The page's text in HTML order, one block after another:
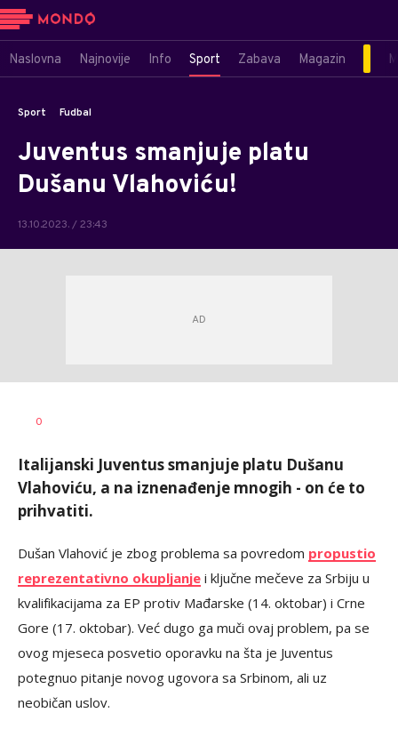
Naslovna Najnovije Info Sport Zabava Magazin
Sport Fudbal
Juventus smanjuje platu
Dušanu Vlahoviću!
13.10.2023. / 23:43
AUTOR
0
Italijanski Juventus smanjuje platu Dušanu
Vlahoviću, a na iznenađenje mnogih - on će to
prihvatiti.
Dušan Vlahović je zbog problema sa povredom propustio
reprezentativno okupljanje i ključne mečeve za Srbiju u
kvalifikacijama za EP protiv Mađarske (14. oktobar) i Crne
Gore (17. oktobar). Već dugo ga muči ovaj problem, pa se
ovog mjeseca posvetio oporavku na šta je Juventus
potegnuo pitanje novog ugovora sa Srbinom, ali uz
neobičan uslov.